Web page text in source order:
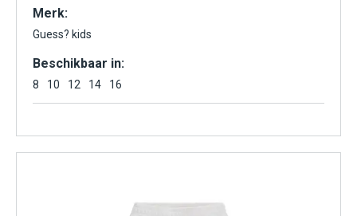
Merk:
Guess? kids
Beschikbaar in:
8 10 12 14 16